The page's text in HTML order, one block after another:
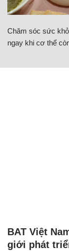
Chăm sóc sức
ngay khi cơ thể
BAT Việt
giới phát